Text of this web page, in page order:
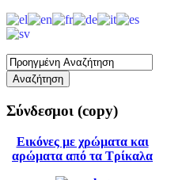
Σύνδεσμοι (copy)
Εικόνες με χρώματα και
αρώματα από τα Τρίκαλα